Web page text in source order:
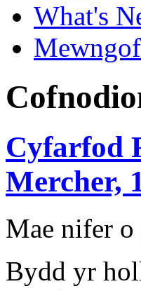
What's
Cyfarfod
Mercher,
Mae nifer
Bydd yr